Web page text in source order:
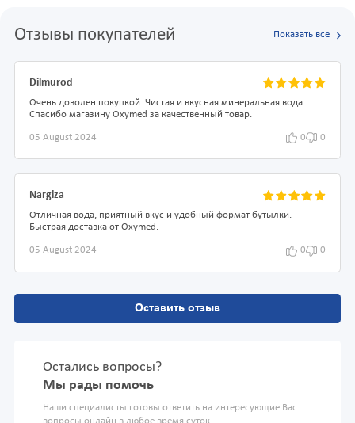
Отзывы покупателей Показать все
Dilmurod
Очень доволен покупкой. Чистая и вкусная минеральная вода.
Спасибо магазину Oxymed за качественный товар.
05 August 2024 0 0
Nargiza
Отличная вода, приятный вкус и удобный формат бутылки.
Быстрая доставка от Oxymed.
05 August 2024 0 0
Оставить отзыв
Остались вопросы?
Мы рады помочь
Наши специалисты готовы ответить на интересующие Вас
вопросы онлайн в любое время суток.